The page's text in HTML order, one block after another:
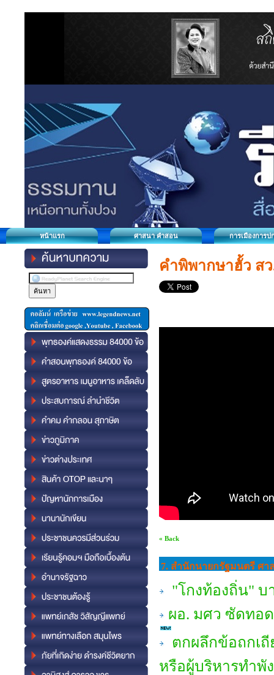
หน้าแรก ศาสนา คำสอน การเมืองการป
คำพิพากษาฮั้ว สว
« Back
7. สำนักนายกรัฐมนตรี ศา
"โกงท้องถิ่น" บ
ผอ. มศว ซัดทอ
ตกผลึกข้อถกเถี
หรือผู้บริหารทำพั